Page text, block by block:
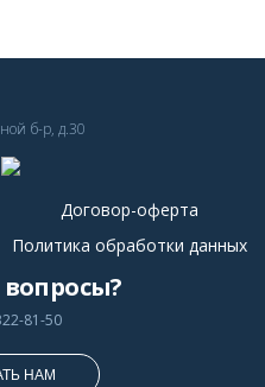
б-р, д.30
Договор-оферта
Политика обработки данных
81-50
НАМ